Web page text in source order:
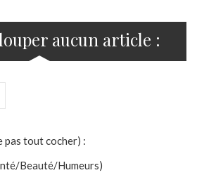
aucun article :
pas tout cocher) :
Beauté/Humeurs)